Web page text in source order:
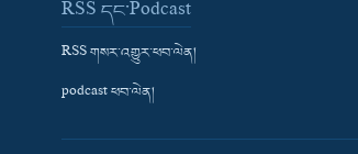
RSS དང་Podcast
RSS གསར་འགྱུར་ཕབ་ལེན།
podcast ཕབ་ལེན།